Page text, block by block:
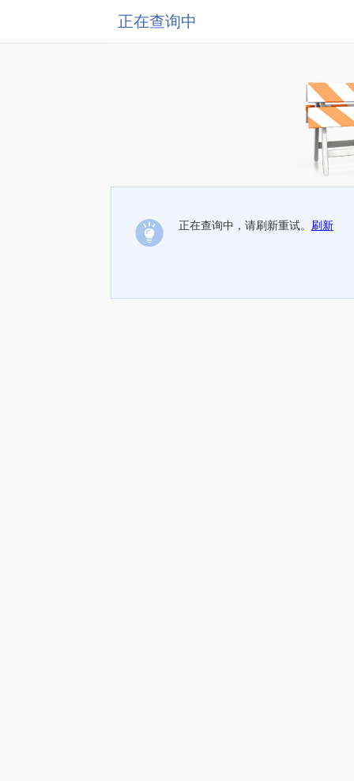
正在查询中
正在查询中，请刷新重试。 刷新